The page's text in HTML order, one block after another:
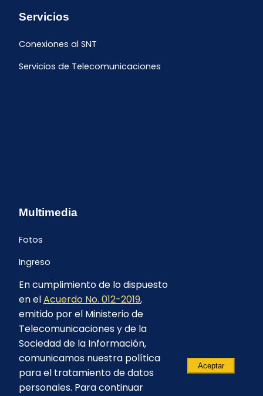
Servicios
Conexiones al SNT
Servicios de Telecomunicaciones
Multimedia
Fotos
Ingreso
En cumplimiento de lo dispuesto
en elAcuerdo No. 012-2019,
emitido por el Ministerio de
Telecomunicaciones y de la
Sociedad de la Información,
comunicamos nuestra política
para el tratamiento de datos
personales. Para continuar
Aceptar